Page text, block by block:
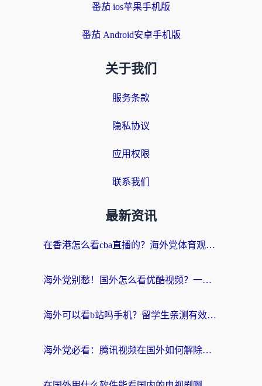
番茄 ios苹果手机版
番茄 Android安卓手机版
关于我们
服务条款
隐私协议
应用权限
联系我们
最新资讯
在香港怎么看cba直播的？海外党体育观赛终极指南：告别版权限制，畅享中文解说
海外党别愁！国外怎么看优酷视频？一招解决追剧、看直播难题
海外可以看b站吗手机？留学生亲测有效的回国加速指南
海外党必看：腾讯视频在国外如何解除地域限制？附优酷咪咕使用指南